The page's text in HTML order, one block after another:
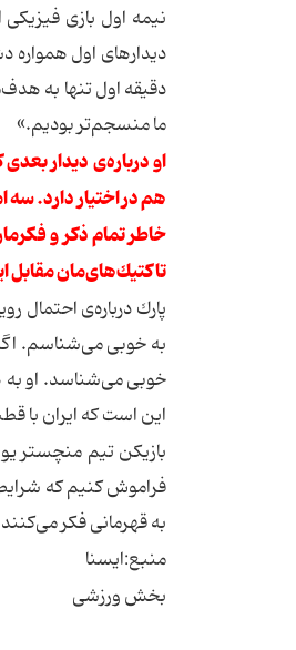
نیمه اول بازی
دیدارهای اول همواره
ما منسجم‌تر بودیم.»
او درباره‌ی دیدار
هم در اختیار دارد. سه
خاطر تمام ذكر و
تاكتیك‌های‌مان مقابل
پارك درباره‌ی احتمال
به خوبی می‌شناسم.
خوبی می‌شناسد. او به
این است كه ایران با
بازیكن تیم منچستر
فراموش كنیم كه
به قهرمانی فكر
منبع:ایسنا
بخش ورزشی